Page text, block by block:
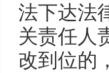
法下达法
关责任人
改到位的